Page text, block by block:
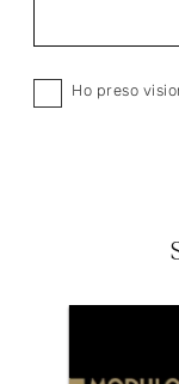
Ho preso